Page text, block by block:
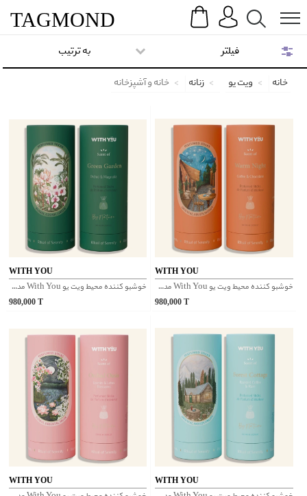
Search
TAGMOND
به ترتیب
خانه ویت یو زنانه خانه و آشپزخانه
WITH YOU
خوشبو کننده محیط ویت یو With You مدل Green Garden
980,000T
WITH YOU
خوشبو کننده محیط ویت یو With You مدل Warm Night
980,000 T
WITH YOU WITH YOU
فیلتر